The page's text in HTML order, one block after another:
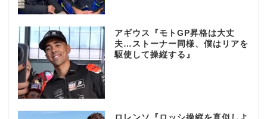
アギウス『モトGP昇格は大丈
夫…ストーナー同様、僕はリアを
駆使して操縦する』